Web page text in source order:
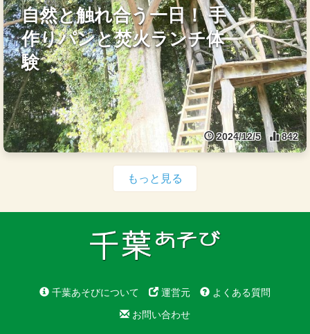
自然と触れ合う一日！ 手
作りパンと焚火ランチ体
験
2024/12/5 842
もっと見る
千葉あそびについて 運営元
よくある質問
お問い合わせ